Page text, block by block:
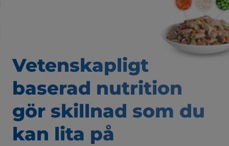
Vetenskapligt
baserad nutrition
gör skillnad som du
kan lita på